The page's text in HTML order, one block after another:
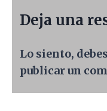
Deja una
Lo siento,
publicar un